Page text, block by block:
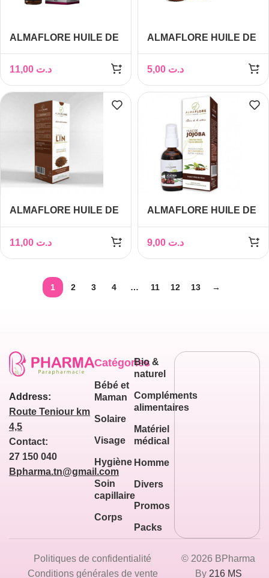
ALMAFLORE HUILE DE
د.ت
ALMAFLORE HUILE DE
د.ت
ALMAFLORE HUILE DE
د.ت
ALMAFLORE HUILE DE
د.ت
1 2 3 4 … 11 12 13 →
Address:
Route Teniour km
4,5
Contact:
27 150 040
Bpharma.tn@gmail.com
Catégories
Bébé et
Maman
Solaire
Visage
Hygiène
Soin
capillaire
Corps
Bio &
naturel
Compléments
alimentaires
Matériel
médical
Homme
Divers
Promos
Packs
© 2026 BPharma
By 216 MS
Politiques de confidentialité
Conditions générales de vente